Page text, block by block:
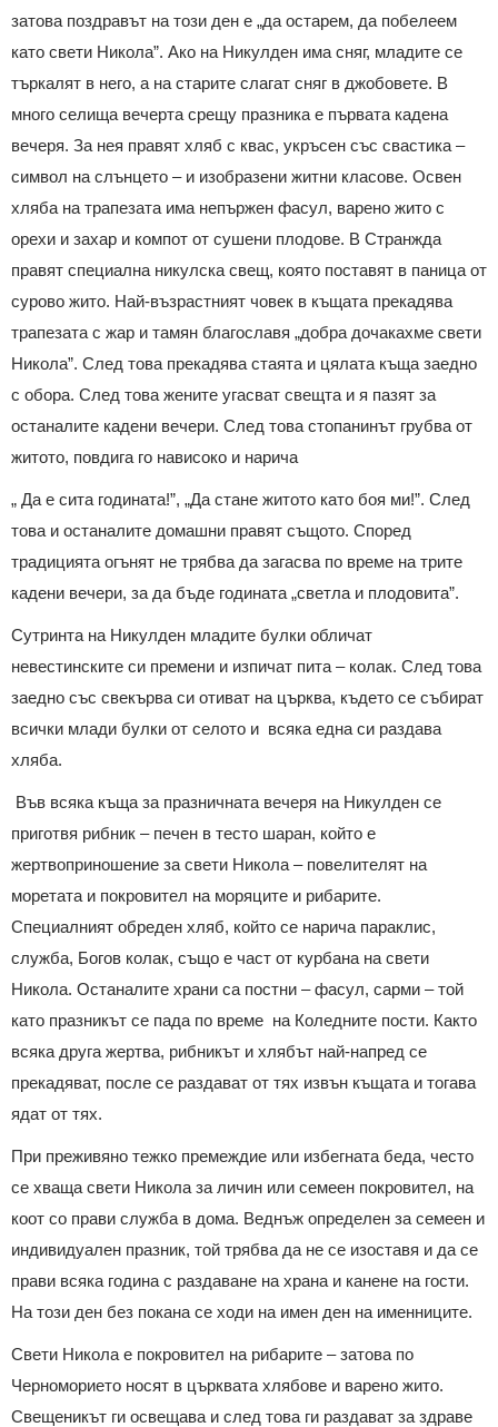
затова поздравът на този ден е „да остарем, да побелеем
като свети Никола”. Ако на Никулден има сняг, младите се
търкалят в него, а на старите слагат сняг в джобовете. В
много селища вечерта срещу празника е първата кадена
вечеря. За нея правят хляб с квас, укръсен със свастика –
символ на слънцето – и изобразени житни класове. Освен
хляба на трапезата има непържен фасул, варено жито с
орехи и захар и компот от сушени плодове. В Странжда
правят специална никулска свещ, която поставят в паница от
сурово жито. Най-възрастният човек в къщата прекадява
трапезата с жар и тамян благославя „добра дочакахме свети
Никола”. След това прекадява стаята и цялата къща заедно
с обора. След това жените угасват свещта и я пазят за
останалите кадени вечери. След това стопанинът грубва от
житото, повдига го нависоко и нарича
„ Да е сита годината!”, „Да стане житото като боя ми!”. След
това и останалите домашни правят същото. Според
традицията огънят не трябва да загасва по време на трите
кадени вечери, за да бъде годината „светла и плодовита”.
Сутринта на Никулден младите булки обличат
невестинските си премени и изпичат пита – колак. След това
заедно със свекърва си отиват на църква, където се събират
всички млади булки от селото и всяка една си раздава
хляба.
Във всяка къща за празничната вечеря на Никулден се
приготвя рибник – печен в тесто шаран, който е
жертвоприношение за свети Никола – повелителят на
моретата и покровител на моряците и рибарите.
Специалният обреден хляб, който се нарича параклис,
служба, Богов колак, също е част от курбана на свети
Никола. Останалите храни са постни – фасул, сарми – той
като празникът се пада по време на Коледните пости. Както
всяка друга жертва, рибникът и хлябът най-напред се
прекадяват, после се раздават от тях извън къщата и тогава
ядат от тях.
При преживяно тежко премеждие или избегната беда, често
се хваща свети Никола за личин или семеен покровител, на
коот со прави служба в дома. Веднъж определен за семеен и
индивидуален празник, той трябва да не се изоставя и да се
прави всяка година с раздаване на храна и канене на гости.
На този ден без покана се ходи на имен ден на именниците.
Свети Никола е покровител на рибарите – затова по
Черноморието носят в църквата хлябове и варено жито.
Свещеникът ги освещава и след това ги раздават за здраве